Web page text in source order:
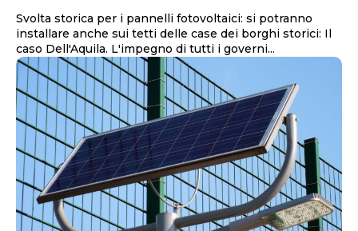
Svolta storica per i pannelli fotovoltaici: si potranno
installare anche sui tetti delle case dei borghi storici: Il
caso Dell'Aquila. L'impegno di tutti i governi...